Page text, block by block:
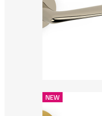
NEW